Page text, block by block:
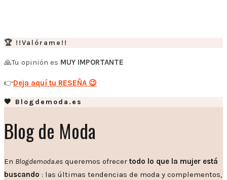
🏆 !!Valórame!!
🙏Tu opinión es MUY IMPORTANTE
👉Deja aquí tu RESEÑA 😉
🧡 Blogdemoda.es
Blog de Moda
En Blogdemoda.es queremos ofrecer todo lo que la mujer está
buscando : las últimas tendencias de moda y complementos,